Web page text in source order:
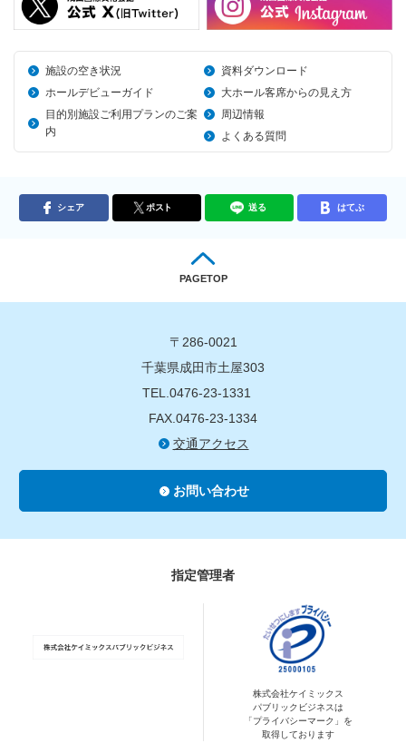
施設の空き状況
資料ダウンロード
ホールデビューガイド
大ホール客席からの見え方
目的別施設ご利用プランのご案
内
周辺情報
よくある質問
シェア ポスト 送る はてぶ
PAGETOP
〒286-0021
千葉県成田市土屋303
TEL.0476-23-1331
FAX.0476-23-1334
交通アクセス
お問い合わせ
指定管理者
株式会社ケイミックス
パブリックビジネスは
「プライバシーマーク」を
取得しております